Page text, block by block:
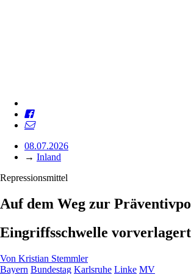
08.07.2026
→ Inland
Repressionsmittel
Auf dem Weg zur
Eingriffsschwelle
Von Kristian Stemmler
Bayern Bundestag Karlsruhe Linke MV